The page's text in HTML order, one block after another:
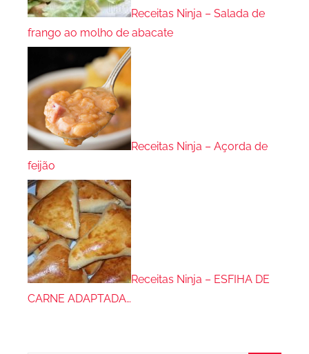
Receitas Ninja – Salada de
frango ao molho de abacate
Receitas Ninja – Açorda de
feijão
Receitas Ninja – ESFIHA DE
CARNE ADAPTADA…